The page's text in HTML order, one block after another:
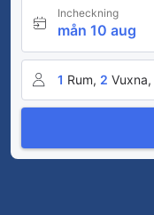
Incheckning
mån 10 aug
1 Rum, 2 Vuxna,